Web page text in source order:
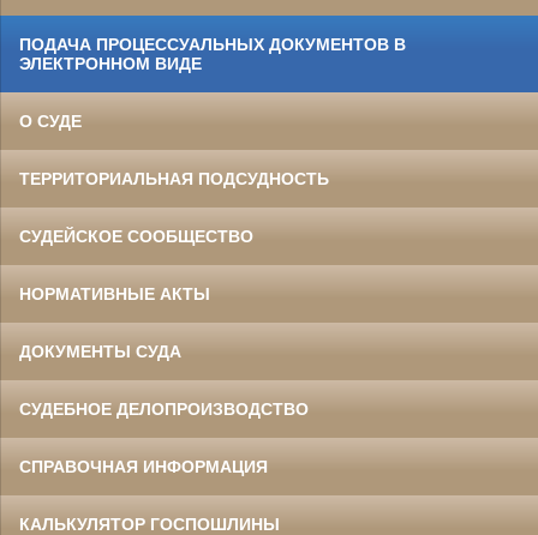
ПОДАЧА ПРОЦЕССУАЛЬНЫХ ДОКУМЕНТОВ В
ЭЛЕКТРОННОМ ВИДЕ
О СУДЕ
ТЕРРИТОРИАЛЬНАЯ ПОДСУДНОСТЬ
СУДЕЙСКОЕ СООБЩЕСТВО
НОРМАТИВНЫЕ АКТЫ
ДОКУМЕНТЫ СУДА
СУДЕБНОЕ ДЕЛОПРОИЗВОДСТВО
СПРАВОЧНАЯ ИНФОРМАЦИЯ
КАЛЬКУЛЯТОР ГОСПОШЛИНЫ